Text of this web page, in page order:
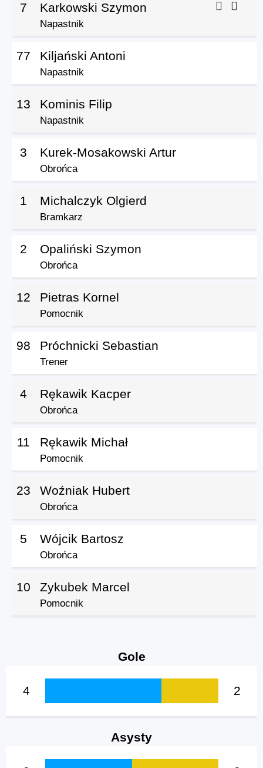
7 Karkowski Szymon
Napastnik
77 Kiljański Antoni
Napastnik
13 Kominis Filip
Napastnik
3 Kurek-Mosakowski Artur
Obrońca
1 Michalczyk Olgierd
Bramkarz
2 Opaliński Szymon
Obrońca
12 Pietras Kornel
Pomocnik
98 Próchnicki Sebastian
Trener
4 Rękawik Kacper
Obrońca
11 Rękawik Michał
Pomocnik
23 Woźniak Hubert
Obrońca
5 Wójcik Bartosz
Obrońca
10 Zykubek Marcel
Pomocnik
Gole
4 2
Asysty